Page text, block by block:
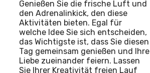
Genießen Sie die frische Luft und
den Adrenalinkick, den diese
Aktivitäten bieten. Egal für
welche Idee Sie sich entscheiden,
das Wichtigste ist, dass Sie diesen
Tag gemeinsam genießen und Ihre
Liebe zueinander feiern. Lassen
Sie Ihrer Kreativität freien Lauf